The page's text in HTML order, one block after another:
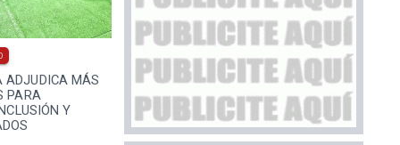
ADJUDICA MÁS
PARA
Y